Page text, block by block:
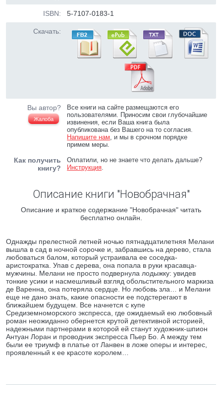
ISBN: 5-7107-0183-1
Скачать:
Вы автор?
Жалоба
Все книги на сайте размещаются его
пользователями. Приносим свои глубочайшие
извинения, если Ваша книга была
опубликована без Вашего на то согласия.
Напишите нам, и мы в срочном порядке
примем меры.
Как получить
книгу?
Оплатили, но не знаете что делать дальше?
Инструкция.
Описание книги "Новобрачная"
Описание и краткое содержание "Новобрачная" читать
бесплатно онлайн.
Однажды прелестной летней ночью пятнадцатилетняя Мелани
вышла в сад в ночной сорочке и, забравшись на дерево, стала
любоваться балом, который устраивала ее соседка-
аристократка. Упав с дерева, она попала в руки красавца-
мужчины. Мелани не просто подвернула лодыжку: увидев
тонкие усики и насмешливый взгляд обольстительного маркиза
де Варенна, она потеряла сердце. Но любовь зла… и Мелани
еще не дано знать, какие опасности ее подстерегают в
ближайшем будущем. Все начнется с купе
Средиземноморского экспресса, где ожидаемый ею любовный
роман неожиданно обернется крутой детективной историей,
надежными партнерами в которой ей станут художник-шпион
Антуан Лоран и проводник экспресса Пьер Бо. А между тем
были ее триумф в платье от Ланвен в ложе оперы и интерес,
проявленный к ее красоте королем…